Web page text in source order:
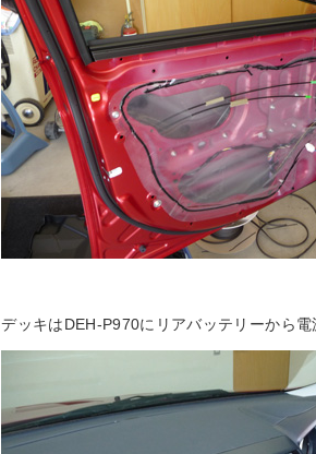
デッキはDEH-P970にリアバッテリーから